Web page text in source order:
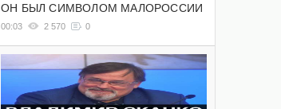
ОН БЫЛ СИМВОЛОМ МАЛОРОССИИ
00:03 2 570 0